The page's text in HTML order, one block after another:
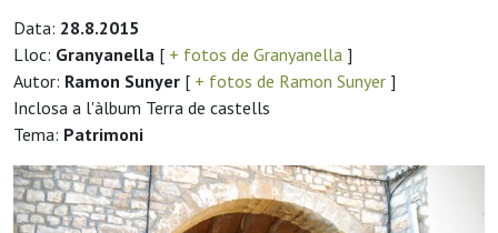
Data: 28.8.2015
Lloc: Granyanella [ + fotos de Granyanella ]
Autor: Ramon Sunyer [ + fotos de Ramon Sunyer ]
Inclosa a l'àlbum Terra de castells
Tema: Patrimoni